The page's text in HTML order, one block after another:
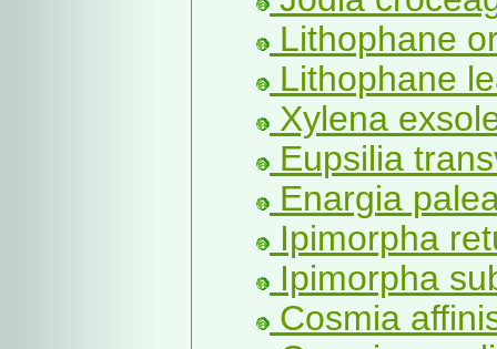
Lithophane
Lithophane
Xylena
Eupsilia
Enargia
Ipimorpha
Ipimorpha
Cosmia